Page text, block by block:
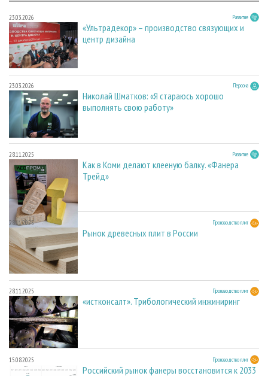
23.03.2026 Развитие
«Ультрадекор» – производство связующих и
центр дизайна
23.03.2026 Персона
Николай Шматков: «Я стараюсь хорошо
выполнять свою работу»
28.11.2025 Развитие
Как в Коми делают клееную балку. «Фанера
Трейд»
28.11.2025 Производство плит
Рынок древесных плит в России
28.11.2025 Производство плит
«истконсалт». Трибологический инжиниринг
15.08.2025 Производство плит
Российский рынок фанеры восстановится к 2033